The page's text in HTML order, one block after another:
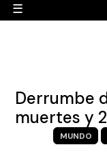
☰
Derrumbe
muertes y
MUNDO